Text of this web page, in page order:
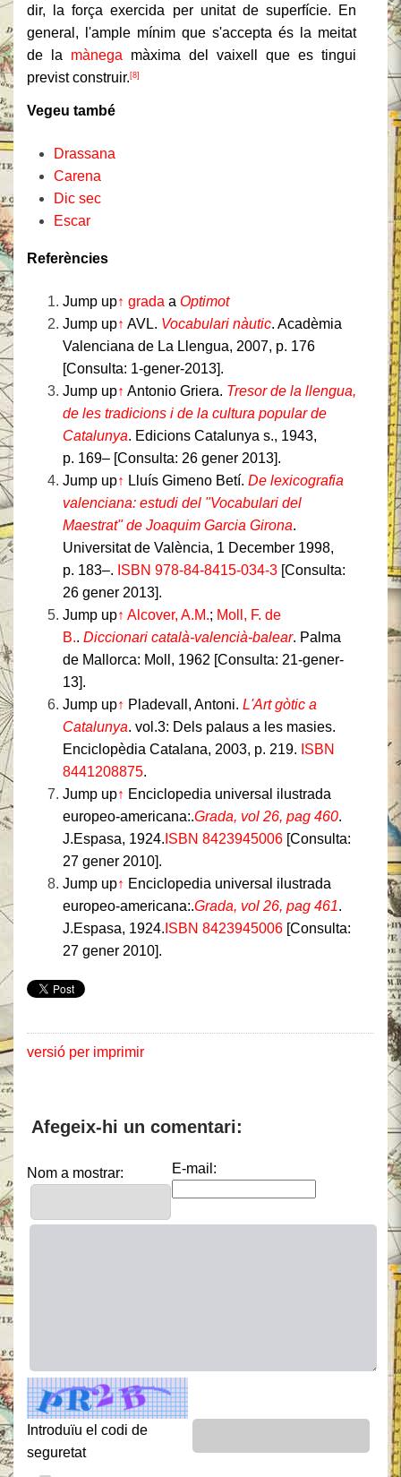
dir, la força exercida per unitat de superfície. En
general, l'ample mínim que s'accepta és la meitat
de la mànega màxima del vaixell que es tingui
previst construir. [8]
Vegeu també
Drassana
Carena
Dic sec
Escar
Referències
Jump up↑ grada a Optimot
Jump up↑ AVL. Vocabulari nàutic. Acadèmia
Valenciana de La Llengua, 2007, p. 176
[Consulta: 1-gener-2013].
Jump up↑ Antonio Griera. Tresor de la llengua,
de les tradicions i de la cultura popular de
Catalunya. Edicions Catalunya s., 1943,
p. 169– [Consulta: 26 gener 2013].
Jump up↑ Lluís Gimeno Betí. De lexicografia
valenciana: estudi del "Vocabulari del
Maestrat" de Joaquim Garcia Girona.
Universitat de València, 1 December 1998,
p. 183–. ISBN 978-84-8415-034-3 [Consulta:
26 gener 2013].
Jump up↑ Alcover, A.M.; Moll, F. de
B.. Diccionari català-valencià-balear. Palma
de Mallorca: Moll, 1962 [Consulta: 21-gener-
13].
Jump up↑ Pladevall, Antoni. L'Art gòtic a
Catalunya. vol.3: Dels palaus a les masies.
Enciclopèdia Catalana, 2003, p. 219. ISBN
8441208875.
Jump up↑ Enciclopedia universal ilustrada
europeo-americana:.Grada, vol 26, pag 460.
J.Espasa, 1924. ISBN 8423945006 [Consulta:
27 gener 2010].
Jump up↑ Enciclopedia universal ilustrada
europeo-americana:.Grada, vol 26, pag 461.
J.Espasa, 1924. ISBN 8423945006 [Consulta:
27 gener 2010].
versió per imprimir
Afegeix-hi un comentari:
Nom a mostrar: E-mail:
Introduïu el codi de
seguretat